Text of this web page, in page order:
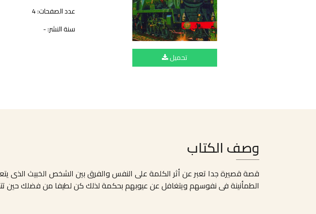
تحميل
عدد الصفحات: 4
سنة النشر: -
وصف الكتاب
قصة قصيرة جدا تعبر عن أثر الكلمة على النفس والفرق بين الشخص الخبيث الذى
الطمأنينة فى نفوسهم ويتغافل عن عيوبهم بحكمة لذلك كن لطيفا من فضلك حين